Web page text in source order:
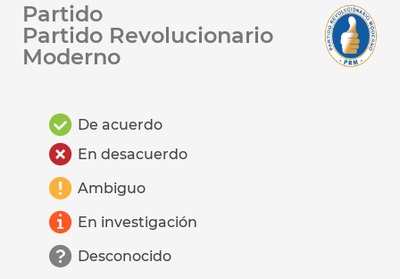
Partido
Partido Revolucionario
Moderno
De acuerdo
En desacuerdo
Ambiguo
En investigación
Desconocido